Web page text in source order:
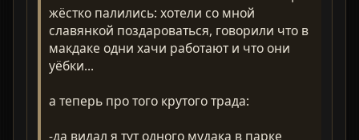
жёстко палились: хотели со мной
славянкой поздароваться, говорили что в
макдаке одни хачи работают и что они
уёбки...
а теперь про того крутого трада:
-да видал я тут одного мудака в парке